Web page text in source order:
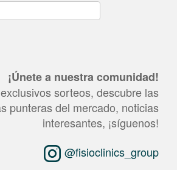
¡Únete a nuestra comunidad!
sorteos, descubre las
punteras del mercado, noticias
interesantes, ¡síguenos!
@fisioclinics_group